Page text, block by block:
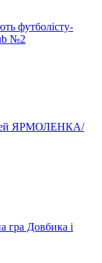
футболісту-
№2
ЯРМОЛЕНКА/
гра Довбика і